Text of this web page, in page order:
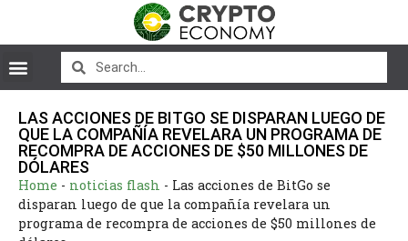
LAS ACCIONES DE BITGO SE DISPARAN LUEGO DE
QUE LA COMPAÑÍA REVELARA UN PROGRAMA DE
RECOMPRA DE ACCIONES DE $50 MILLONES DE
DÓLARES
Home - noticias flash - Las acciones de BitGo se
disparan luego de que la compañía revelara un
programa de recompra de acciones de $50 millones de